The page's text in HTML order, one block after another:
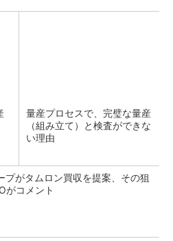
量産プロセスで、完璧な量産
（組み立て）と検査ができな
い理由
プがタムロン買収を提案、その狙
コメント